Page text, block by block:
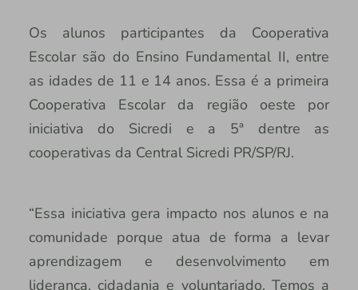
Os alunos participantes da Cooperativa
Escolar são do Ensino Fundamental II, entre
as idades de 11 e 14 anos. Essa é a primeira
Cooperativa Escolar da região oeste por
iniciativa do Sicredi e a 5ª dentre as
cooperativas da Central Sicredi PR/SP/RJ.
“Essa iniciativa gera impacto nos alunos e na
comunidade porque atua de forma a levar
aprendizagem e desenvolvimento em
liderança, cidadania e voluntariado. Temos a